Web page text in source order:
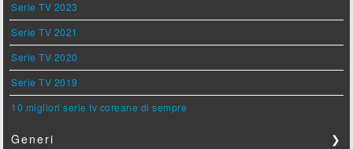
Serie TV 2023
Serie TV 2021
Serie TV 2020
Serie TV 2019
10 migliori serie tv coreane di sempre
Generi ❯